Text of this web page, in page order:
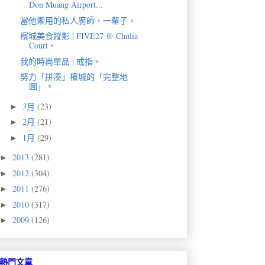
Don Muang Airport...
當他禦用的私人廚師，一輩子。
檳城美食蹤影 | FIVE27 @ Chulia
Court。
我的時尚單品 | 戒指。
努力「拼湊」檳城的「完整地
圖」。
► 3月 (23)
► 2月 (21)
► 1月 (29)
► 2013 (281)
► 2012 (304)
► 2011 (276)
► 2010 (317)
► 2009 (126)
熱門文章